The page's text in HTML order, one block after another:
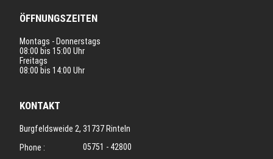
ÖFFNUNGSZEITEN
Montags - Donnerstags
08:00 bis 15:00 Uhr
Freitags
08:00 bis 14:00 Uhr
KONTAKT
Burgfeldsweide 2, 31737 Rinteln
Phone :
05751 - 42800